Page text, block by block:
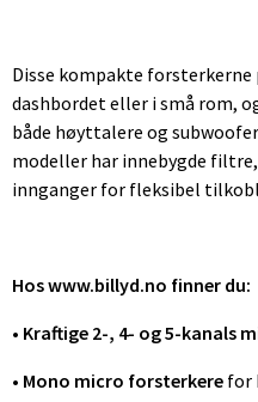
Disse kompakte
dashbordet eller i små rom,
både høyttalere og
modeller har innebygde
innganger for fleksibel
Hos www.billyd.no finner du:
• Kraftige 2-, 4- og 5-kanals
• Mono micro forsterkere for